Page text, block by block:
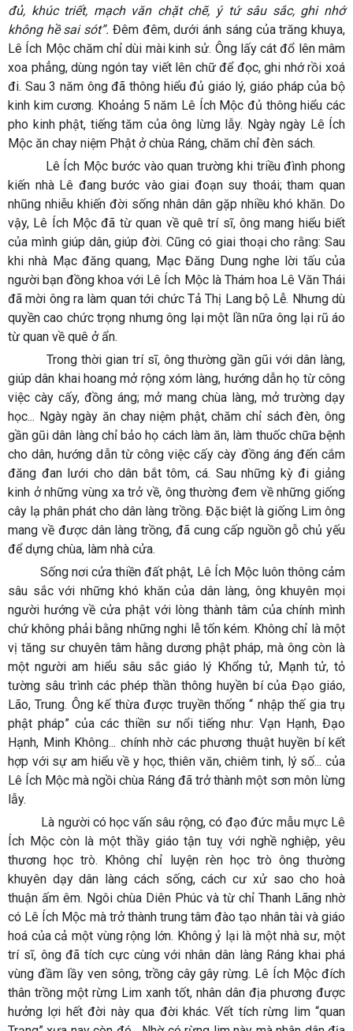
đủ, khúc triết, mạch văn chặt chẽ, ý tứ sâu sắc, ghi nhớ
không hề sai sót”. Đêm đêm, dưới ánh sáng của trăng khuya,
Lê Ích Mộc chăm chỉ dùi mài kinh sử. Ông lấy cát đổ lên mâm
xoa phẳng, dùng ngón tay viết lên chữ để đọc, ghi nhớ rồi xoá
đi. Sau 3 năm ông đã thông hiểu đủ giáo lý, giáo pháp của bộ
kinh kim cương. Khoảng 5 năm Lê Ích Mộc đủ thông hiểu các
pho kinh phật, tiếng tăm của ông lừng lẫy. Ngày ngày Lê Ích
Mộc ăn chay niệm Phật ở chùa Ráng, chăm chỉ đèn sách.
Lê Ích Mộc bước vào quan trường khi triều đình phong
kiến nhà Lê đang bước vào giai đoạn suy thoái; tham quan
nhũng nhiễu khiến đời sống nhân dân gặp nhiều khó khăn. Do
vậy, Lê Ích Mộc đã từ quan về quê trí sĩ, ông mang hiểu biết
của mình giúp dân, giúp đời. Cũng có giai thoại cho rằng: Sau
khi nhà Mạc đăng quang, Mạc Đăng Dung nghe lời tấu của
người bạn đồng khoa với Lê Ích Mộc là Thám hoa Lê Văn Thái
đã mời ông ra làm quan tới chức Tả Thị Lang bộ Lễ. Nhưng dù
quyền cao chức trọng nhưng ông lại một lần nữa ông lại rũ áo
từ quan về quê ở ẩn.
Trong thời gian trí sĩ, ông thường gần gũi với dân làng,
giúp dân khai hoang mở rộng xóm làng, hướng dẫn họ từ công
việc cày cấy, đồng áng; mở mang chùa làng, mở trường dạy
học... Ngày ngày ăn chay niệm phật, chăm chỉ sách đèn, ông
gần gũi dân làng chỉ bảo họ cách làm ăn, làm thuốc chữa bệnh
cho dân, hướng dẫn từ công việc cấy cày đồng áng đến cắm
đăng đan lưới cho dân bắt tôm, cá. Sau những kỳ đi giảng
kinh ở những vùng xa trở về, ông thường đem về những giống
cây lạ phân phát cho dân làng trồng. Đặc biệt là giống Lim ông
mang về được dân làng trồng, đã cung cấp nguồn gỗ chủ yếu
để dựng chùa, làm nhà cửa.
Sống nơi cửa thiền đất phật, Lê Ích Mộc luôn thông cảm
sâu sắc với những khó khăn của dân làng, ông khuyên mọi
người hướng về cửa phật với lòng thành tâm của chính mình
chứ không phải bằng những nghi lễ tốn kém. Không chỉ là một
vị tăng sư chuyên tâm hằng dương phật pháp, mà ông còn là
một người am hiểu sâu sắc giáo lý Khổng tử, Mạnh tử, tỏ
tường sâu trình các phép thần thông huyền bí của Đạo giáo,
Lão, Trung. Ông kế thừa được truyền thống “ nhập thế gia trụ
phật pháp” của các thiền sư nổi tiếng như: Vạn Hạnh, Đạo
Hạnh, Minh Không... chính nhờ các phương thuật huyền bí kết
hợp với sự am hiểu về y học, thiên văn, chiêm tinh, lý số... của
Lê Ích Mộc mà ngồi chùa Ráng đã trở thành một sơn môn lừng
lẫy.
Là người có học vấn sâu rộng, có đạo đức mẫu mực Lê
Ích Mộc còn là một thầy giáo tận tuỵ với nghề nghiệp, yêu
thương học trò. Không chỉ luyện rèn học trò ông thường
khuyên dạy dân làng cách sống, cách cư xử sao cho hoà
thuận ấm êm. Ngôi chùa Diên Phúc và từ chỉ Thanh Lãng nhờ
có Lê Ích Mộc mà trở thành trung tâm đào tạo nhân tài và giáo
hoá của cả một vùng rộng lớn. Không ỷ lại là một nhà sư, một
trí sĩ, ông đã tích cực cùng với nhân dân làng Ráng khai phá
vùng đầm lầy ven sông, trồng cây gây rừng. Lê Ích Mộc đích
thân trồng một rừng Lim xanh tốt, nhân dân địa phương được
hưởng lợi hết đời này qua đời khác. Vết tích rừng lim “quan